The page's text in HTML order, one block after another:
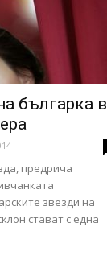
българка в
предрича
звезди на
стават с една